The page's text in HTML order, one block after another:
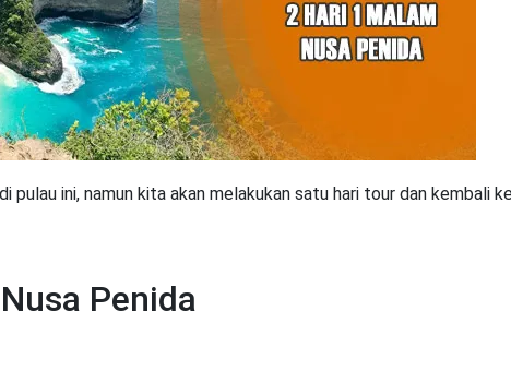
pulau ini, namun kita akan melakukan satu hari tour dan kembali
Penida